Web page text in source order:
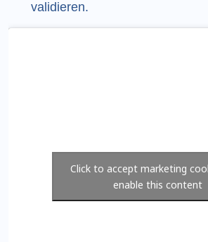
validieren.
Click to accept marketing
enable this content